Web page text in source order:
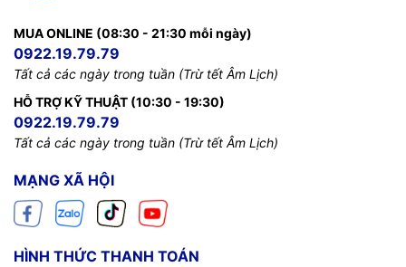
MUA ONLINE (08:30 - 21:30 mỗi ngày)
0922.19.79.79
Tất cả các ngày trong tuần (Trừ tết Âm Lịch)
HỖ TRỢ KỸ THUẬT (10:30 - 19:30)
0922.19.79.79
Tất cả các ngày trong tuần (Trừ tết Âm Lịch)
MẠNG XÃ HỘI
HÌNH THỨC THANH TOÁN